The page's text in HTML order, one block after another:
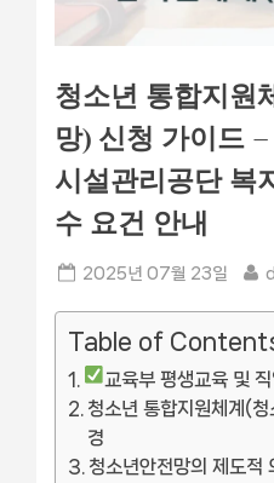
청소년 통합지원
망) 신청 가이드
시설관리공단 복
수 요건 안내
Posted
2025년 07월 23일
Table of
교육부 평생교육 및
청소년 통합지원체계(
경
청소년안전망의 제도적